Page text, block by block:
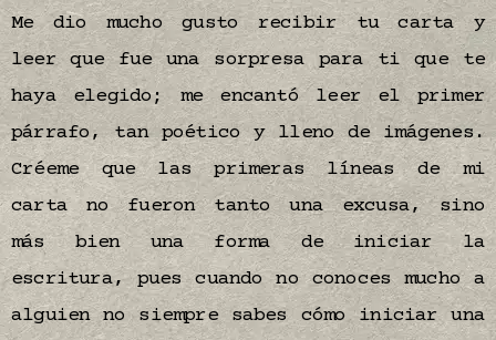
Me dio mucho gusto recibir tu carta y
leer que fue una sorpresa para ti que te
haya elegido; me encantó leer el primer
párrafo, tan poético y lleno de imágenes.
Créeme que las primeras líneas de mi
carta no fueron tanto una excusa, sino
más bien una forma de iniciar la
escritura, pues cuando no conoces mucho a
alguien no siempre sabes cómo iniciar una